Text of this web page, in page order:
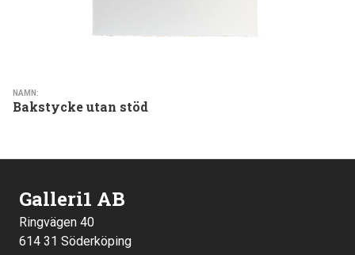
NAMN:
Bakstycke utan stöd
Galleri1 AB
Ringvägen 40
614 31 Söderköping